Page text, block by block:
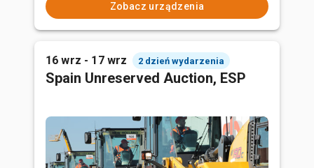
Zobacz urządzenia
16 wrz - 17 wrz 2 dzień wydarzenia
Spain Unreserved Auction, ESP